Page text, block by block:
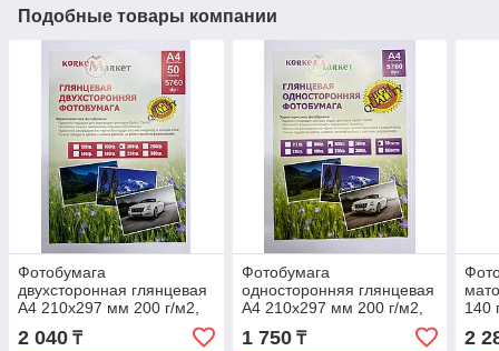
Подобные товары компании
Фотобумага
двухсторонная глянцевая
А4 210х297 мм 200 г/м2,
50 листов
2 040 ₸
Фотобумага
односторонняя глянцевая
А4 210х297 мм 200 г/м2,
50 листов
1 750₸
140
2